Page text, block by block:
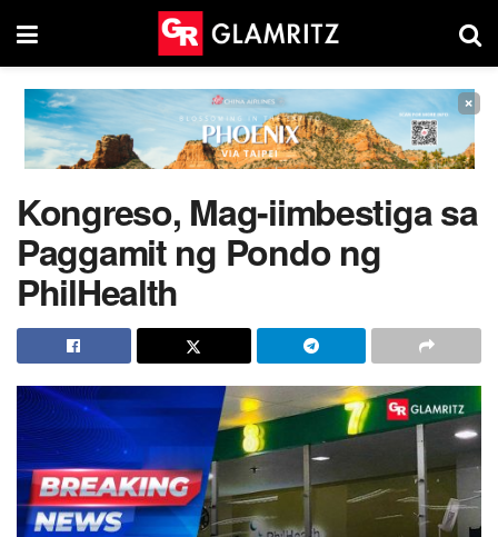
×
Kongreso, Mag-iimbestiga sa
Paggamit ng Pondo ng
PhilHealth